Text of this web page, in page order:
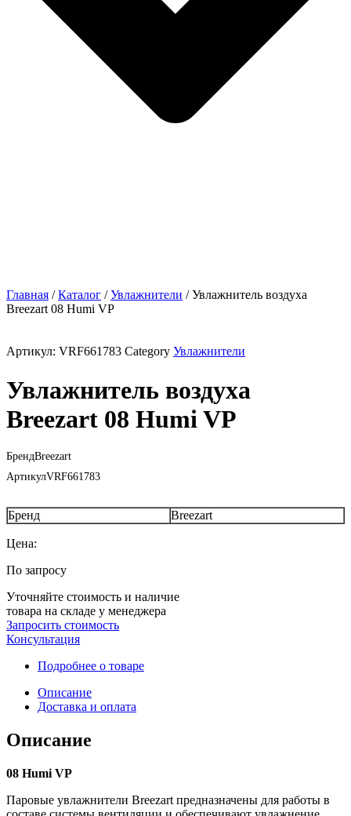
Главная /Каталог /Увлажнители / Увлажнитель воздуха
Breezart 08 Humi VP
Артикул: VRF661783 Category Увлажнители
Увлажнитель воздуха
Breezart 08 Humi VP
БрендBreezart
АртикулVRF661783
Бренд Breezart
Цена:
По запросу
Уточняйте стоимость и наличие
товара на складе у менеджера
Запросить стоимость
Консультация
Подробнее о товаре
Описание
Доставка и оплата
Описание
08 Humi VP
Паровые увлажнители Breezart предназначены для работы в